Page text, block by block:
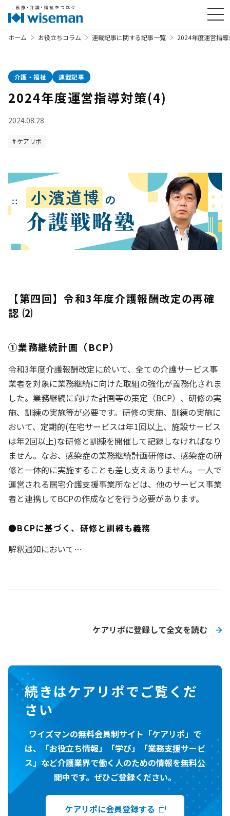
ホーム お役立ちコラム 連載記事に関する記事一覧 2024年度運営指
介護・福祉 連載記事
2024年度運営指導対策(4)
2024.08.28
ケアリポ
【第四回】令和3年度介護報酬改定の再確
認 ⑵
①業務継続計画（BCP）
令和3年度介護報酬改定に於いて、全ての介護サービス事
業者を対象に業務継続に向けた取組の強化が義務化されま
した。業務継続に向けた計画等の策定（BCP）、研修の実
施、訓練の実施等が必要です。研修の実施、訓練の実施に
おいて、定期的(在宅サービスは年1回以上、施設サービス
は年2回以上)な研修と訓練を開催して記録しなければなり
ません。なお、感染症の業務継続計画研修は、感染症の研
修と一体的に実施することも差し支えありません。一人で
運営される居宅介護支援事業所などは、他のサービス事業
者と連携してBCPの作成などを行う必要があります。
●BCPに基づく、研修と訓練も義務
解釈通知において…
ケアリポに登録して全文を読む
続きはケアリポでご覧くだ
さい
ワイズマンの無料会員制サイト「ケアリポ」で
は、「お役立ち情報」「学び」「業務支援サービ
ス」など介護業界で働く人のための情報を無料公
開中です。ぜひご登録ください。
ケアリポに会員登録する